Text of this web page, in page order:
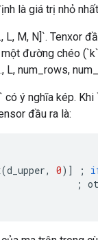
là giá trị nhỏ
M, N]`. Tenxor
đường chéo
L, num_rows,
ý nghĩa kép.
đầu ra là:
(d_upper, 0) ] ;
;